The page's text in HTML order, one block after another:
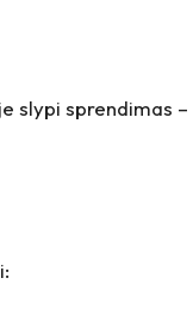
slypi sprendimas –